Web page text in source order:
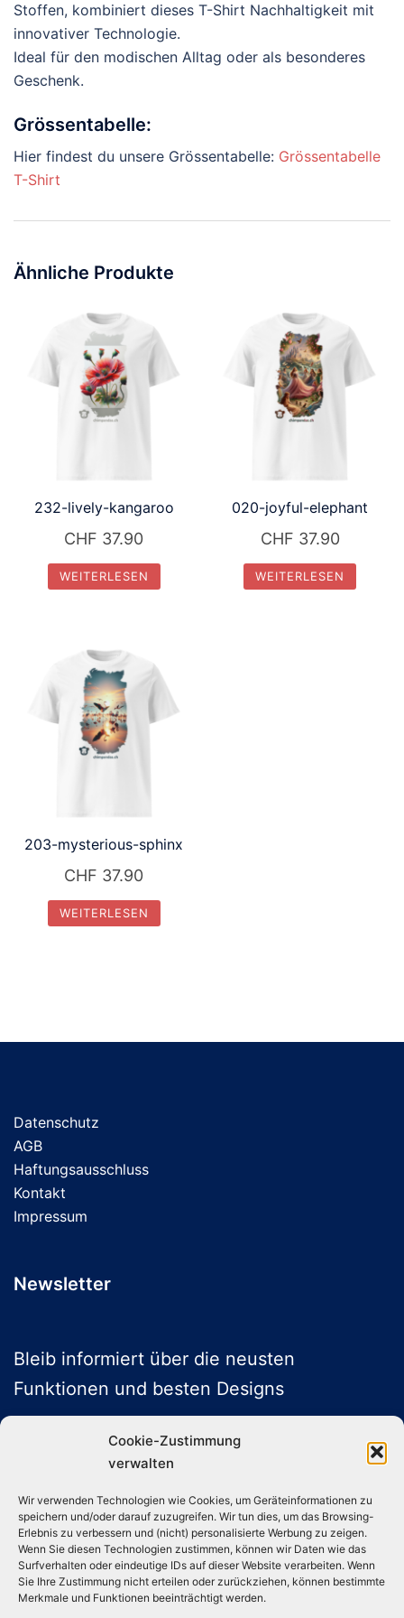
Cookie-Zustimmung
verwalten
Wir verwenden Technologien wie Cookies, um Geräteinformationen zu
speichern und/oder darauf zuzugreifen. Wir tun dies, um das Browsing-
Erlebnis zu verbessern und (nicht) personalisierte Werbung zu zeigen.
Wenn Sie diesen Technologien zustimmen, können wir Daten wie das
Surfverhalten oder eindeutige IDs auf dieser Website verarbeiten. Wenn
Sie Ihre Zustimmung nicht erteilen oder zurückziehen, können bestimmte
Merkmale und Funktionen beeinträchtigt werden.
Stoffen, kombiniert dieses T-Shirt Nachhaltigkeit mit
innovativer Technologie.
Ideal für den modischen Alltag oder als besonderes
Geschenk.
Grössentabelle:
Hier findest du unsere Grössentabelle: Grössentabelle
T-Shirt
Ähnliche Produkte
232-lively-kangaroo
CHF 37.90
WEITERLESEN
020-joyful-elephant
CHF 37.90
WEITERLESEN
203-mysterious-sphinx
CHF 37.90
WEITERLESEN
Datenschutz
AGB
Haftungsausschluss
Kontakt
Impressum
Newsletter
Bleib informiert über die neusten
Funktionen und besten Designs
ABONNIEREN
Folge uns auf Social Media